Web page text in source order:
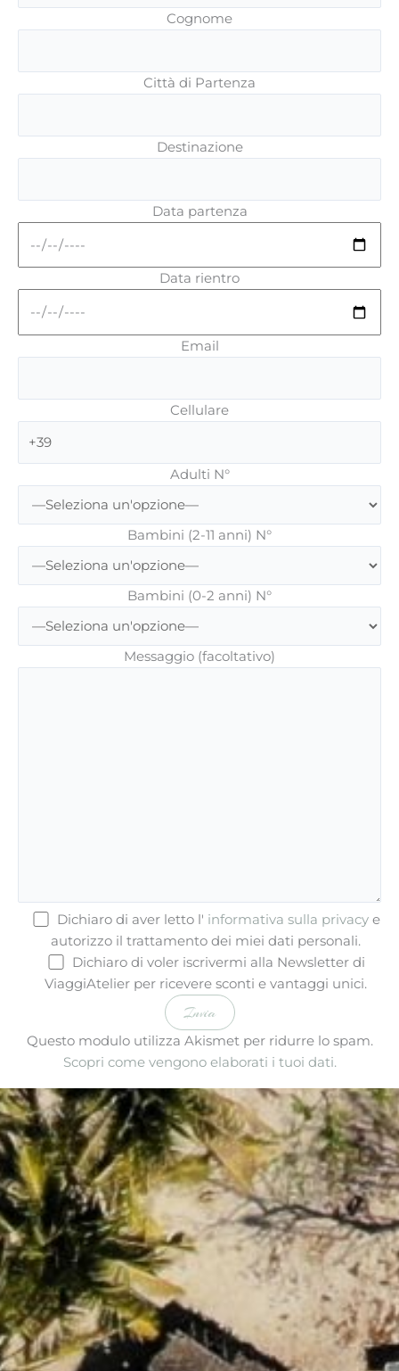
Cognome
Città di Partenza
Destinazione
Data partenza
Data rientro
Email
Cellulare
Adulti N°
Bambini (2-11 anni) N°
Bambini (0-2 anni) N°
Messaggio (facoltativo)
Dichiaro di aver letto l' informativa sulla privacy e
autorizzo il trattamento dei miei dati personali.
Dichiaro di voler iscrivermi alla Newsletter di
ViaggiAtelier per ricevere sconti e vantaggi unici.
Questo modulo utilizza Akismet per ridurre lo spam.
Scopri come vengono elaborati i tuoi dati.